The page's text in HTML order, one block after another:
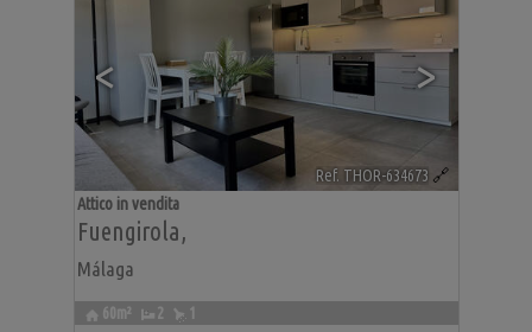
< >
Ref. THOR-634673 🔗
Fuengirola,
Málaga
Attico in vendita
60m² 2 1